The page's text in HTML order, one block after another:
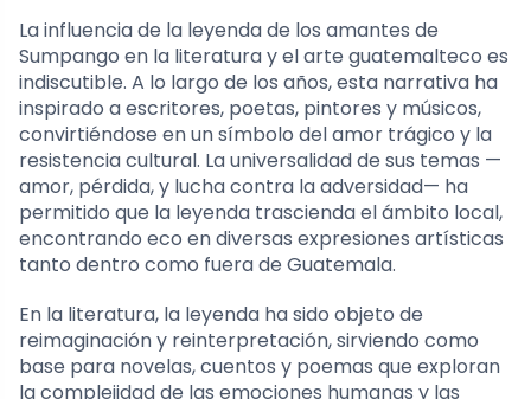
La influencia de la leyenda de los amantes de
Sumpango en la literatura y el arte guatemalteco es
indiscutible. A lo largo de los años, esta narrativa ha
inspirado a escritores, poetas, pintores y músicos,
convirtiéndose en un símbolo del amor trágico y la
resistencia cultural. La universalidad de sus temas —
amor, pérdida, y lucha contra la adversidad— ha
permitido que la leyenda trascienda el ámbito local,
encontrando eco en diversas expresiones artísticas
tanto dentro como fuera de Guatemala.
En la literatura, la leyenda ha sido objeto de
reimaginación y reinterpretación, sirviendo como
base para novelas, cuentos y poemas que exploran
la complejidad de las emociones humanas y las